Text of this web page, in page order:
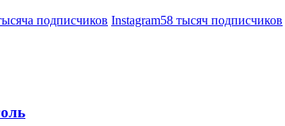
подписчиков Instagram58 тысяч подписчиков